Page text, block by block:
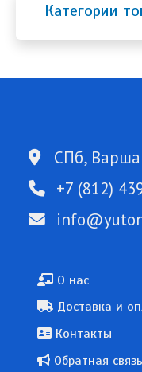
Категории
СПб,
+7 (812)
Подвал
О нас
Доставка и
Контакты
Обратная связь